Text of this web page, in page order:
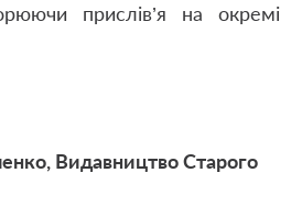
прислів’я на окремі
Видавництво Старого